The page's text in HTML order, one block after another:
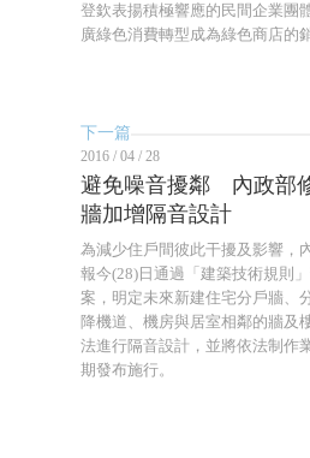
登欽表揚積極響應的民間企業團
廣綠色消費轉型成為綠色商店的
下一篇
2016 / 04 / 28
避免噪音擾鄰 內政部
牆加增隔音設計
為減少住戶間彼此干擾及影響，
報今(28)日通過「建築技術規則
案，明定未來新建住宅分戶牆、
降機道、機房與居室相鄰的牆及
法進行隔音設計，並將依法制作
期發布施行。